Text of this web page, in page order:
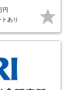
修
円
あり